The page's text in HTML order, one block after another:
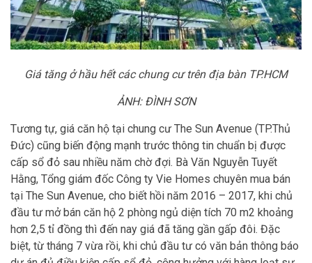
Giá tăng ở hầu hết các chung cư trên địa bàn TP.HCM
ẢNH: ĐÌNH SƠN
Tương tự, giá căn hộ tại chung cư The Sun Avenue (TP.Thủ
Đức) cũng biến động mạnh trước thông tin chuẩn bị được
cấp sổ đỏ sau nhiều năm chờ đợi. Bà Văn Nguyễn Tuyết
Hằng, Tổng giám đốc Công ty Vie Homes chuyên mua bán
tại The Sun Avenue, cho biết hồi năm 2016 – 2017, khi chủ
đầu tư mở bán căn hộ 2 phòng ngủ diện tích 70 m2 khoảng
hơn 2,5 tỉ đồng thì đến nay giá đã tăng gần gấp đôi. Đặc
biệt, từ tháng 7 vừa rồi, khi chủ đầu tư có văn bản thông báo